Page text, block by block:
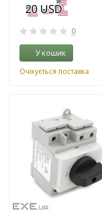
0
У кошик
Очікується поставка